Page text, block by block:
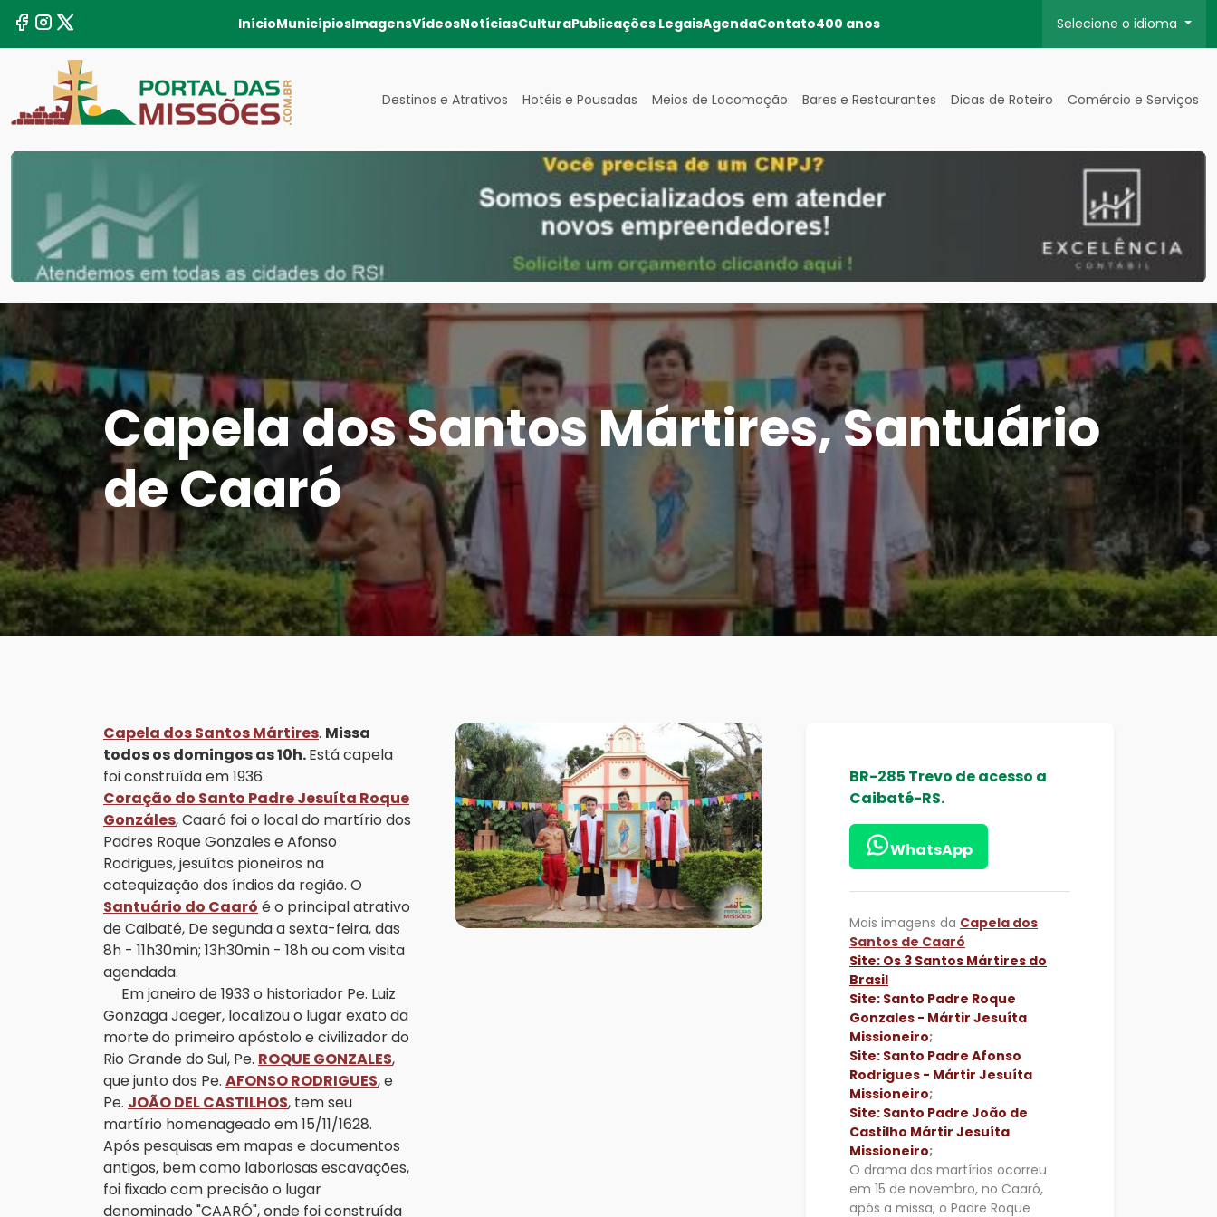
InícioMunicípiosImagensVídeosNotíciasCulturaPublicações LegaisAgendaContato400 anos Selecione o idioma
Destinos e Atrativos Hotéis e Pousadas Meios de Locomoção Bares e Restaurantes Dicas de Roteiro Comércio e Serviços
Capela dos Santos Mártires, Santuário
de Caaró
Capela dos Santos Mártires. Missa
todos os domingos as 10h.Está capela
foi construída em 1936.
Coração do Santo Padre Jesuíta Roque
Gonzáles, Caaró foi o local do martírio dos
Padres Roque Gonzales e Afonso
Rodrigues, jesuítas pioneiros na
catequização dos índios da região. O
Santuário do Caaró é o principal atrativo
de Caibaté, De segunda a sexta-feira, das
8h - 11h30min; 13h30min - 18h ou com visita
agendada.
Em janeiro de 1933 o historiador Pe. Luiz
Gonzaga Jaeger, localizou o lugar exato da
morte do primeiro apóstolo e civilizador do
Rio Grande do Sul, Pe. ROQUE GONZALES,
que junto dos Pe. AFONSO RODRIGUES, e
Pe. JOÃO DEL CASTILHOS, tem seu
martírio homenageado em 15/11/1628.
Após pesquisas em mapas e documentos
antigos, bem como laboriosas escavações,
foi fixado com precisão o lugar
denominado "CAARÓ", onde foi construída
BR-285 Trevo de acesso a
Caibaté-RS.
WhatsApp
Mais imagens da Capela dos
Santos de Caaró
Site: Os 3 Santos Mártires do
Brasil
Site: Santo Padre Roque
Gonzales - Mártir Jesuíta
Missioneiro;
Site: Santo Padre Afonso
Rodrigues - Mártir Jesuíta
Missioneiro;
Site: Santo Padre João de
Castilho Mártir Jesuíta
Missioneiro;
O drama dos martírios ocorreu
em 15 de novembro, no Caaró,
após a missa, o Padre Roque